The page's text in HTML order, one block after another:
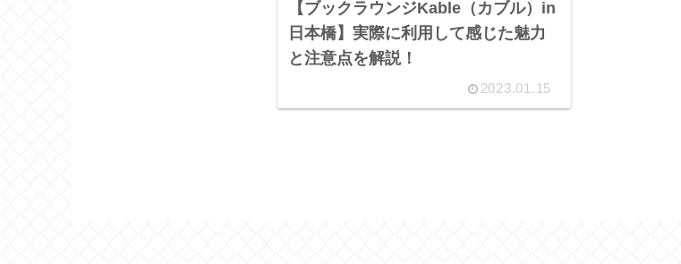
【ブックラウンジKable（カブル）in
日本橋】実際に利用して感じた魅力
と注意点を解説！
2023.01.15